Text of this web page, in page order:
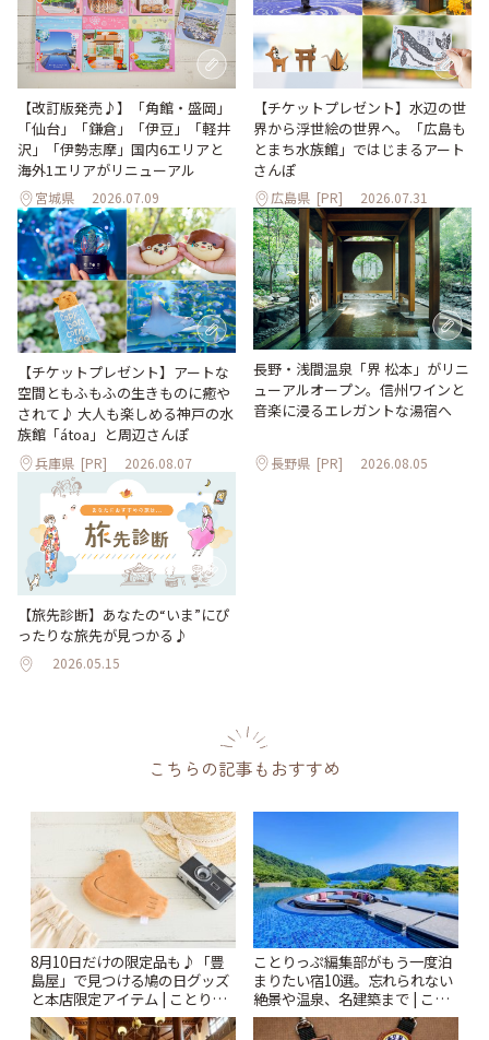
【改訂版発売♪】「角館・盛岡」
「仙台」「鎌倉」「伊豆」「軽井
沢」「伊勢志摩」国内6エリアと
海外1エリアがリニューアル
宮城県 2026.07.09
【チケットプレゼント】水辺の世
界から浮世絵の世界へ。「広島も
とまち水族館」ではじまるアート
さんぽ
広島県 [PR] 2026.07.31
【チケットプレゼント】アートな
空間ともふもふの生きものに癒や
されて♪ 大人も楽しめる神戸の水
族館「átoa」と周辺さんぽ
兵庫県 [PR] 2026.08.07
長野・浅間温泉「界 松本」がリニ
ューアルオープン。信州ワインと
音楽に浸るエレガントな湯宿へ
長野県 [PR] 2026.08.05
【旅先診断】あなたの“いま”にぴ
ったりな旅先が見つかる♪
2026.05.15
こちらの記事もおすすめ
8月10日だけの限定品も♪「豊
島屋」で見つける鳩の日グッズ
と本店限定アイテム | ことりっ
ぷ
ことりっぷ編集部がもう一度泊
まりたい宿10選。忘れられない
絶景や温泉、名建築まで | こと
りっぷ